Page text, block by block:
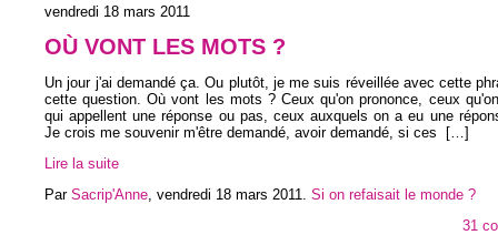
vendredi 18 mars 2011
OÙ VONT LES MOTS ?
Un jour j'ai demandé ça. Ou plutôt, je me suis réveillée avec cette
cette question. Où vont les mots ? Ceux qu'on prononce, ceux
qui appellent une réponse ou pas, ceux auxquels on a eu une
Je crois me souvenir m'être demandé, avoir demandé, si ces
[…]
Lire la suite
Par Sacrip'Anne vendredi 18 mars 2011
Si on refaisait le monde ?
31